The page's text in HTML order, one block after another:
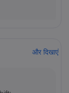
और दिखाएं